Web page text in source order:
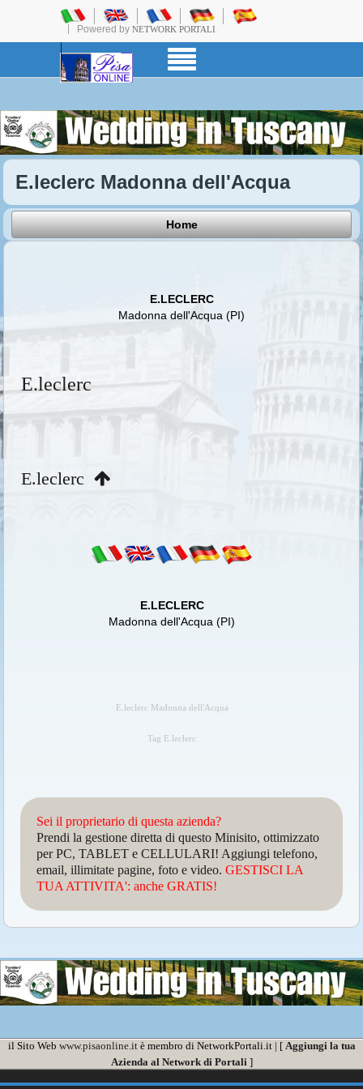
Powered by NETWORK PORTALI
E.leclerc Madonna dell'Acqua
Home
E.LECLERC
Madonna dell'Acqua (PI)
E.leclerc
E.leclerc
E.LECLERC
Madonna dell'Acqua (PI)
E.leclerc Madonna dell'Acqua
Tag E.leclerc
Sei il proprietario di questa azienda?
Prendi la gestione diretta di questo Minisito, ottimizzato
per PC, TABLET e CELLULARI! Aggiungi telefono,
email, illimitate pagine, foto e video.GESTISCI LA
TUA ATTIVITA': anche GRATIS!
il Sito Web www.pisaonline.itè membro di NetworkPortali.it | [ Aggiungi la tua
Azienda al Network di Portali ]